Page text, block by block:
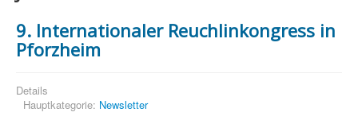
9. Internationaler Reuchlinkongress in
Pforzheim
Details
Hauptkategorie: Newsletter